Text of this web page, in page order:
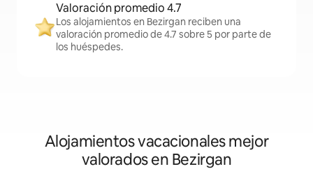
Valoración promedio 4.7
Los alojamientos en Bezirgan reciben una
valoración promedio de 4.7 sobre 5 por parte de
los huéspedes.
Alojamientos vacacionales mejor
valorados en Bezirgan